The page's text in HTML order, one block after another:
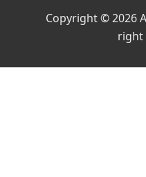
Copyright © 2026
right